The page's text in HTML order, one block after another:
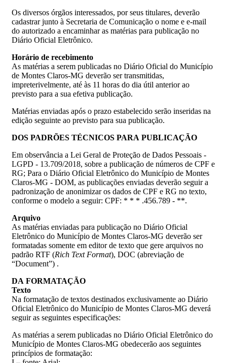
Os diversos órgãos interessados, por seus titulares, deverão
cadastrar junto à Secretaria de Comunicação o nome e e-mail
do autorizado a encaminhar as matérias para publicação no
Diário Oficial Eletrônico.
Horário de recebimento
As matérias a serem publicadas no Diário Oficial do Município
de Montes Claros-MG deverão ser transmitidas,
impreterivelmente, até às 11 horas do dia útil anterior ao
previsto para a sua efetiva publicação.
Matérias enviadas após o prazo estabelecido serão inseridas na
edição seguinte ao previsto para sua publicação.
DOS PADRÕES TÉCNICOS PARA PUBLICAÇÃO
Em observância a Lei Geral de Proteção de Dados Pessoais -
LGPD - 13.709/2018, sobre a publicação de números de CPF e
RG; Para o Diário Oficial Eletrônico do Município de Montes
Claros-MG - DOM, as publicações enviadas deverão seguir a
padronização de anonimizar os dados de CPF e RG no texto,
conforme o modelo a seguir: CPF: * * * .456.789 - **.
Arquivo
As matérias enviadas para publicação no Diário Oficial
Eletrônico do Município de Montes Claros-MG deverão ser
formatadas somente em editor de texto que gere arquivos no
padrão RTF (Rich Text Format), DOC (abreviação de
“Document”) .
DA FORMATAÇÃO
Texto
Na formatação de textos destinados exclusivamente ao Diário
Oficial Eletrônico do Município de Montes Claros-MG deverá
seguir as seguintes especificações:
As matérias a serem publicadas no Diário Oficial Eletrônico do
Município de Montes Claros-MG obedecerão aos seguintes
princípios de formatação: